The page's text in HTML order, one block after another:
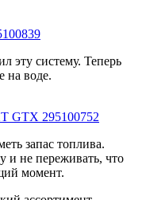
эту систему. Теперь
на воде.
GTX 295100752
запас топлива.
и не переживать, что
момент.